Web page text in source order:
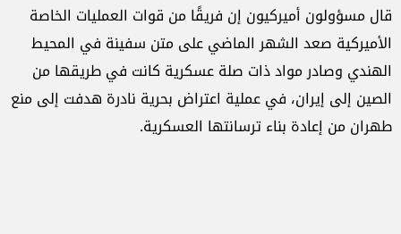
قال مسؤولون أميركيون إن فريقًا من قوات العمليات الخاصة
الأميركية صعد الشهر الماضي على متن سفينة في المحيط
الهندي وصادر مواد ذات صلة عسكرية كانت في طريقها من
الصين إلى إيران، في عملية اعتراض بحرية نادرة هدفت إلى منع
طهران من إعادة بناء ترسانتها العسكرية.